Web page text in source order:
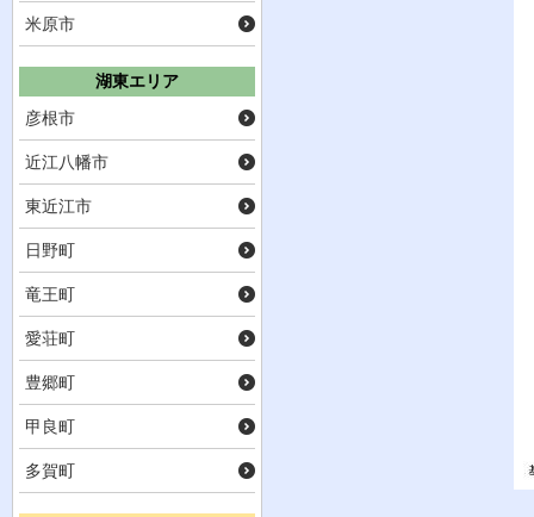
米原市
湖東エリア
彦根市
近江八幡市
東近江市
日野町
竜王町
愛荘町
豊郷町
甲良町
多賀町